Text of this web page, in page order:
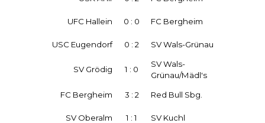
UFC Hallein 0 : 0 FC Bergheim
USC Eugendorf 0 : 2 SV Wals-Grünau
SV Grödig 1 : 0
SV Wals-
Grünau/Mädl's
FC Bergheim 3 : 2 Red Bull Sbg.
SV Oberalm 1 : 1 SV Kuchl